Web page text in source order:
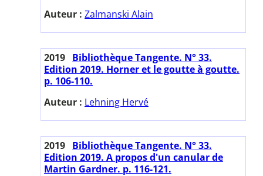
Auteur : Zalmanski Alain
2019 Bibliothèque Tangente. N° 33.
Edition 2019. Horner et le goutte à goutte.
p. 106-110.
Auteur : Lehning Hervé
2019 Bibliothèque Tangente. N° 33.
Edition 2019. A propos d'un canular de
Martin Gardner. p. 116-121.